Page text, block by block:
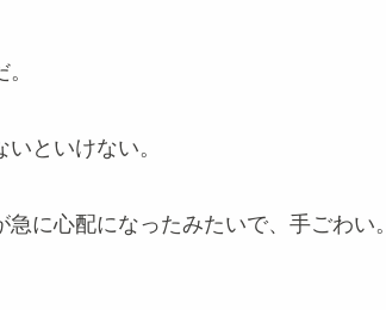
といけない。
に心配になったみたいで、手ごわい。